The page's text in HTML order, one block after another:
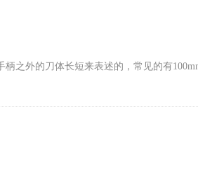
之外的刀体长短来表述的，常见的有